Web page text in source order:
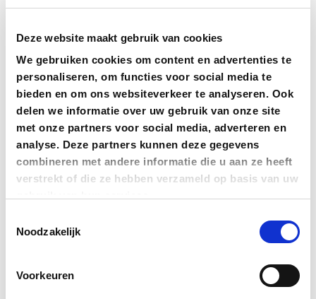
Deze website maakt gebruik van cookies
We gebruiken cookies om content en advertenties te
personaliseren, om functies voor social media te
bieden en om ons websiteverkeer te analyseren. Ook
delen we informatie over uw gebruik van onze site
met onze partners voor social media, adverteren en
analyse. Deze partners kunnen deze gegevens
combineren met andere informatie die u aan ze heeft
verstrekt of die ze hebben verzameld op basis van uw
Noodzakelijk
Voorkeuren